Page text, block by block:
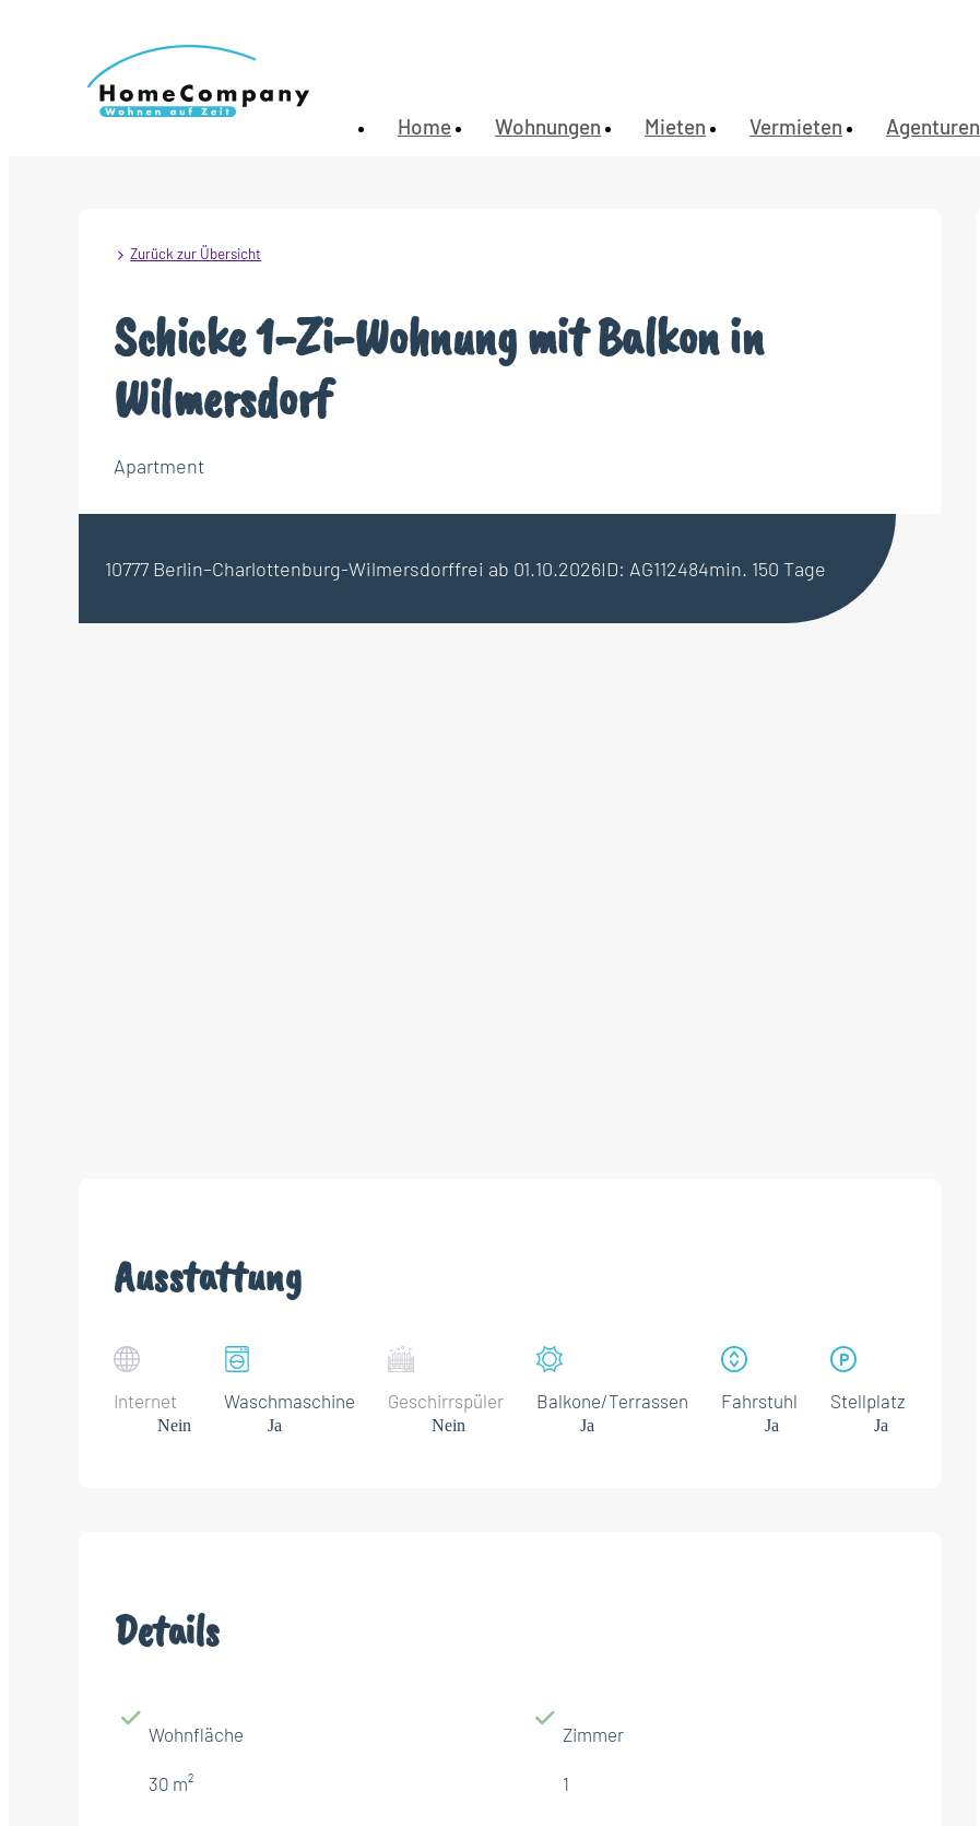
Home Wohnungen Mieten Vermieten Agenturen
Zurück zur Übersicht
Schicke 1-Zi-Wohnung mit Balkon in
Wilmersdorf
Apartment
10777 Berlin–Charlottenburg-Wilmersdorffrei ab 01.10.2026ID: AG112484min. 150 Tage
Ausstattung
Internet
Nein
Waschmaschine
Ja
Geschirrspüler
Nein
Balkone/Terrassen
Ja
Fahrstuhl
Ja
Stellplatz
Ja
Details
Wohnfläche
30 m²
Zimmer
1